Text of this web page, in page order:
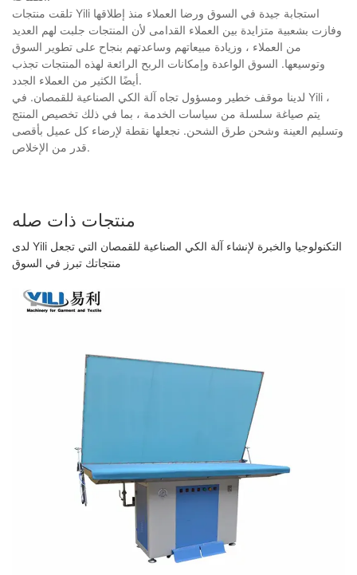
تلقت منتجات Yili استجابة جيدة في السوق ورضا العملاء منذ إطلاقها
وفازت بشعبية متزايدة بين العملاء القدامى لأن المنتجات جلبت لهم العديد
من العملاء ، وزيادة مبيعاتهم وساعدتهم بنجاح على تطوير السوق
وتوسيعها. السوق الواعدة وإمكانات الربح الرائعة لهذه المنتجات تجذب
أيضًا الكثير من العملاء الجدد.
لدينا موقف خطير ومسؤول تجاه آلة الكي الصناعية للقمصان. في Yili ،
يتم صياغة سلسلة من سياسات الخدمة ، بما في ذلك تخصيص المنتج
وتسليم العينة وشحن طرق الشحن. نجعلها نقطة لإرضاء كل عميل بأقصى
قدر من الإخلاص.
منتجات ذات صله
لدى Yili التكنولوجيا والخبرة لإنشاء آلة الكي الصناعية للقمصان التي تجعل
منتجاتك تبرز في السوق